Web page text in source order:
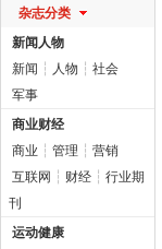
杂志分类
新闻人物
新闻 ┆ 人物 ┆ 社会
军事
商业财经
商业 ┆ 管理 ┆ 营销
互联网 ┆ 财经 ┆ 行业期
刊
运动健康